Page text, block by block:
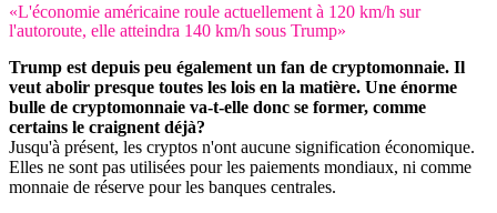
«L'économie américaine roule actuellement à 120 km/h sur
l'autoroute, elle atteindra 140 km/h sous Trump»
Trump est depuis peu également un fan de cryptomonnaie. Il
veut abolir presque toutes les lois en la matière. Une énorme
bulle de cryptomonnaie va-t-elle donc se former, comme
certains le craignent déjà?
Jusqu'à présent, les cryptos n'ont aucune signification économique.
Elles ne sont pas utilisées pour les paiements mondiaux, ni comme
monnaie de réserve pour les banques centrales.